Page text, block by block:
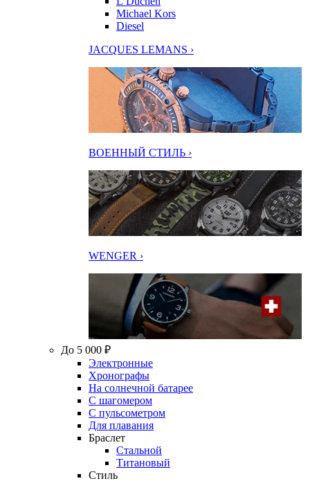
Michael Kors
Diesel
JACQUES LEMANS ›
ВОЕННЫЙ СТИЛЬ ›
WENGER ›
До 5 000 ₽
Электронные
Хронографы
На солнечной батарее
С шагомером
С пульсометром
Для плавания
Браслет
Стальной
Титановый
Стиль